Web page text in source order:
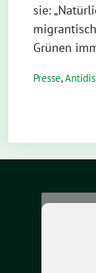
sie:
Grünen
Presse,